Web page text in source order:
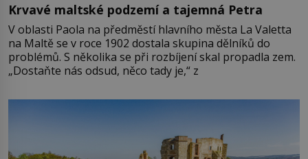
Krvavé maltské podzemí a tajemná Petra
V oblasti Paola na předměstí hlavního města La Valetta
na Maltě se v roce 1902 dostala skupina dělníků do
problémů. S několika se při rozbíjení skal propadla zem.
„Dostaňte nás odsud, něco tady je,“ z